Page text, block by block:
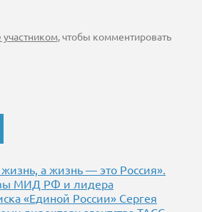
участником, чтобы комментировать
а жизнь — это Россия».
МИД РФ и лидера
«Единой России» Сергея